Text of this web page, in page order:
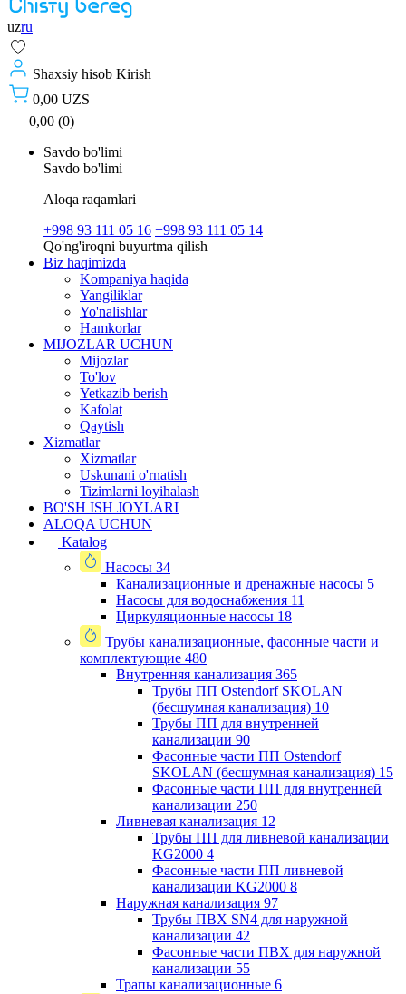
uzru
Shaxsiy hisob Kirish
0,00 UZS
0,00 (0)
Savdo bo'limi
Savdo bo'limi
Aloqa raqamlari
+998 93 111 05 16 +998 93 111 05 14
Qo'ng'iroqni buyurtma qilish
Biz haqimizda
Kompaniya haqida
Yangiliklar
Yo'nalishlar
Hamkorlar
MIJOZLAR UCHUN
Mijozlar
To'lov
Yetkazib berish
Kafolat
Qaytish
Xizmatlar
Xizmatlar
Uskunani o'rnatish
Tizimlarni loyihalash
BO'SH ISH JOYLARI
ALOQA UCHUN
Katalog
Насосы 34
Канализационные и дренажные насосы 5
Насосы для водоснабжения 11
Циркуляционные насосы 18
Трубы канализационные, фасонные части и
комплектующие 480
Внутренняя канализация 365
Трубы ПП Ostendorf SKOLAN
(бесшумная канализация) 10
Трубы ПП для внутренней
канализации 90
Фасонные части ПП Ostendorf
SKOLAN (бесшумная канализация) 15
Фасонные части ПП для внутренней
канализации 250
Ливневая канализация 12
Трубы ПП для ливневой канализации
KG2000 4
Фасонные части ПП ливневой
канализации KG2000 8
Наружная канализация 97
Трубы ПВХ SN4 для наружной
канализации 42
Фасонные части ПВХ для наружной
канализации 55
Трапы канализационные 6